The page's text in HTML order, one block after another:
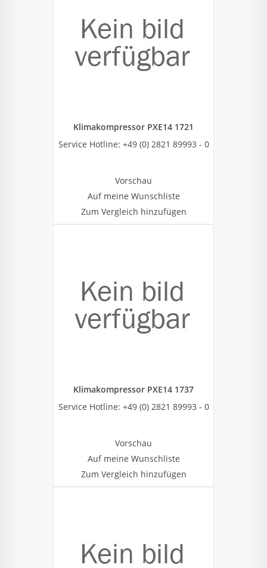
Klimakompressor PXE14 1721
Service Hotline: +49 (0) 2821 89993 - 0
Vorschau
Auf meine Wunschliste
Zum Vergleich hinzufügen
Klimakompressor PXE14 1737
Service Hotline: +49 (0) 2821 89993 - 0
Vorschau
Auf meine Wunschliste
Zum Vergleich hinzufügen